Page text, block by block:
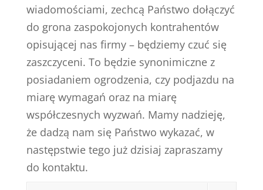
wiadomościami, zechcą Państwo dołączyć
do grona zaspokojonych kontrahentów
opisującej nas firmy – będziemy czuć się
zaszczyceni. To będzie synonimiczne z
posiadaniem ogrodzenia, czy podjazdu na
miarę wymagań oraz na miarę
współczesnych wyzwań. Mamy nadzieję,
że dadzą nam się Państwo wykazać, w
następstwie tego już dzisiaj zapraszamy
do kontaktu.